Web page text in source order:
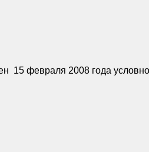
15 февраля 2008 года